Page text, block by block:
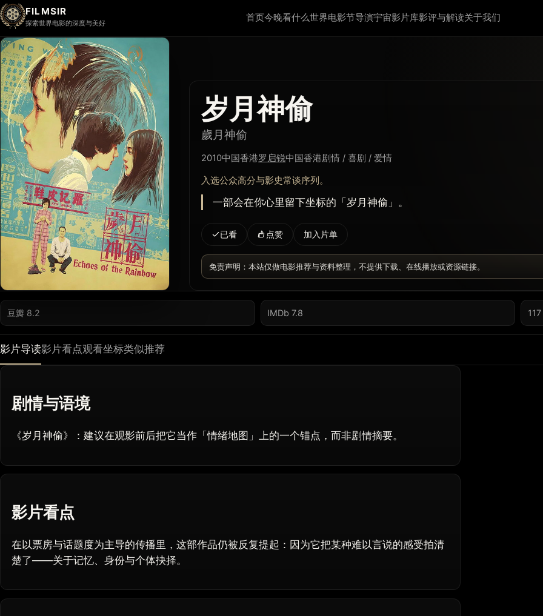
FILMSIR
探索世界电影的深度与美好 首页今晚看什么世界电影节导演宇宙影片库影评与解读关于我们
岁月神偷
歲月神偷
2010中国香港罗启锐中国香港剧情 / 喜剧 / 爱情
入选公众高分与影史常谈序列。
一部会在你心里留下坐标的「岁月神偷」。
已看 点赞 加入片单
免责声明：本站仅做电影推荐与资料整理，不提供下载、在线播放或资源链接。
豆瓣 8.2 IMDb 7.8
影片导读影片看点观看坐标类似推荐
剧情与语境
《岁月神偷》：建议在观影前后把它当作「情绪地图」上的一个锚点，而非剧情摘要。
影片看点
在以票房与话题度为主导的传播里，这部作品仍被反复提起：因为它把某种难以言说的感受拍清
楚了——关于记忆、身份与个体抉择。